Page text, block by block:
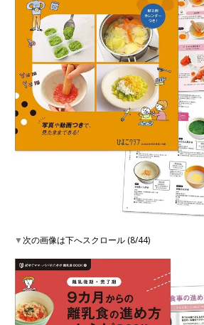
▼次の画像は下へスクロール (8/44)